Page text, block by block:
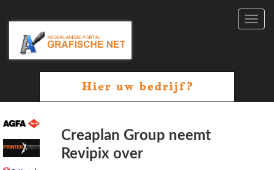
Creaplan Group neemt
Revipix over